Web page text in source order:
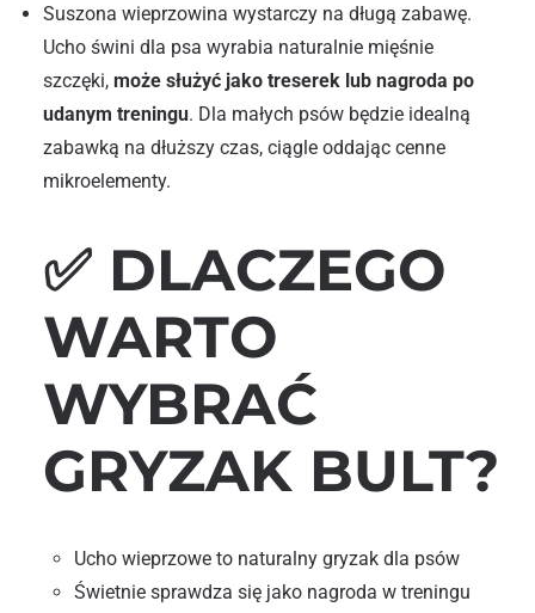
Suszona wieprzowina wystarczy na długą zabawę.
Ucho świni dla psa wyrabia naturalnie mięśnie
szczęki, może służyć jako treserek lub nagroda po
udanym treningu. Dla małych psów będzie idealną
zabawką na dłuższy czas, ciągle oddając cenne
mikroelementy.
✅ DLACZEGO
WARTO
WYBRAĆ
GRYZAK BULT?
Ucho wieprzowe to naturalny gryzak dla psów
Świetnie sprawdza się jako nagroda w treningu